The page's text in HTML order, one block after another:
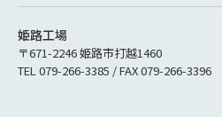
姫路工場
〒671-2246 姫路市打越1460
TEL 079-266-3385 / FAX 079-266-3396